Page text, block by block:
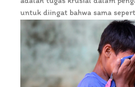
untuk diingat bahwa sama